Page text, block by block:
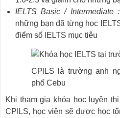
IELTS Basic / Intermediate :
những bạn đã từng học
điểm số IELTS mục tiêu
CPILS là trường anh
phố Cebu
Khi tham gia khóa học luyện
CPILS, học viên sẽ được học